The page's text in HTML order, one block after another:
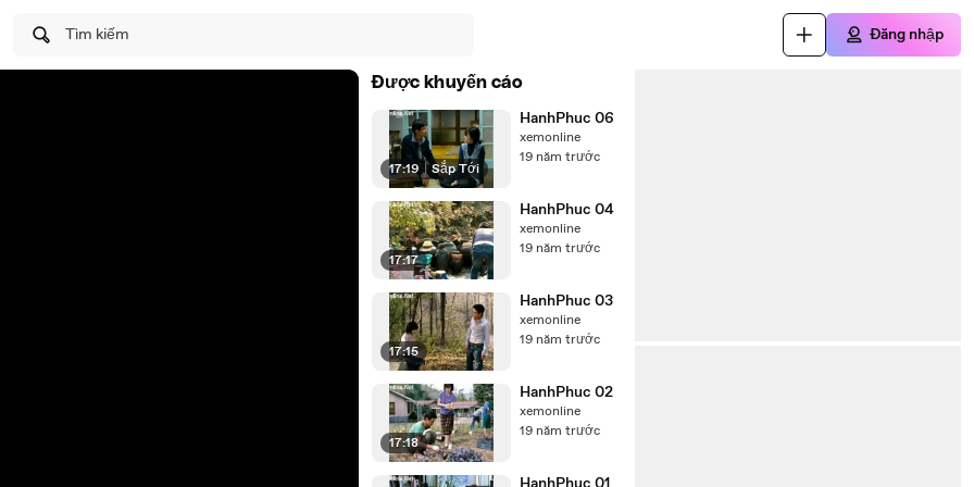
Tìm kiếm Đăng nhập
Được khuyến cáo
17:19 | Sắp Tới
HanhPhuc 06
xemonline
19 năm trước
17:17
HanhPhuc 04
xemonline
19 năm trước
17:15
HanhPhuc 03
xemonline
19 năm trước
17:18
HanhPhuc 02
xemonline
19 năm trước